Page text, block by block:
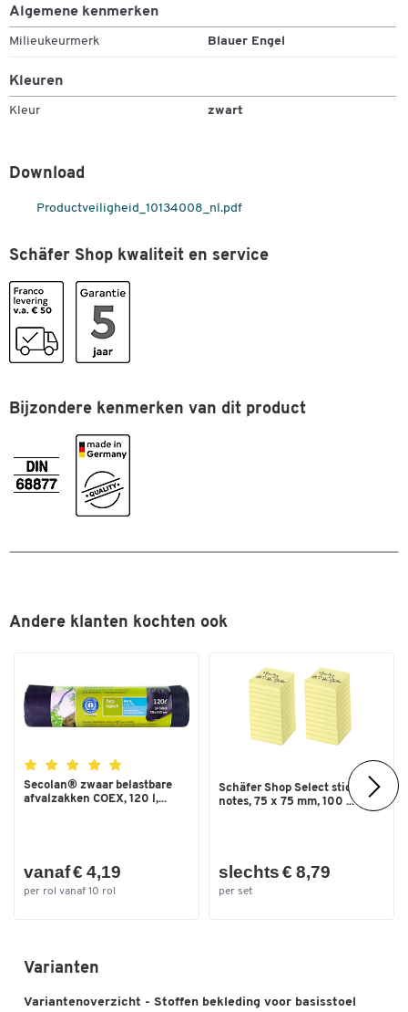
Algemene kenmerken
Milieukeurmerk Blauer Engel
Kleuren
Kleur zwart
Download
Productveiligheid_10134008_nl.pdf
Schäfer Shop kwaliteit en service
Bijzondere kenmerken van dit product
Andere klanten kochten ook
Secolan® zwaar belastbare
afvalzakken COEX, 120 l,...
vanaf € 4,19
per rol vanaf 10 rol
Schäfer Shop Select sticky
notes, 75 x 75 mm, 100 ...
slechts € 8,79
per set
Varianten
Variantenoverzicht - Stoffen bekleding voor basisstoel
Dubbelklik om in te zoomen